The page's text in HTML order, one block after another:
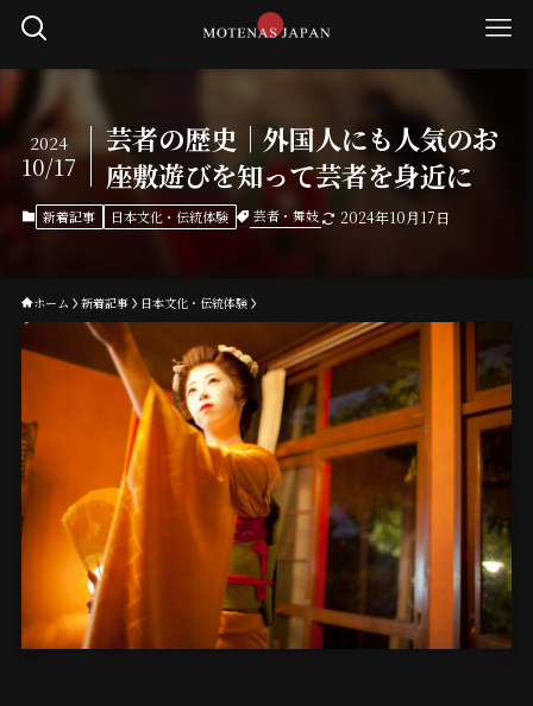
芸者の歴史｜外国人にも人気のお
座敷遊びを知って芸者を身近に
2024
10/17
新着記事 日本文化・伝統体験 芸者・舞妓 2024年10月17日
ホーム 新着記事 日本文化・伝統体験